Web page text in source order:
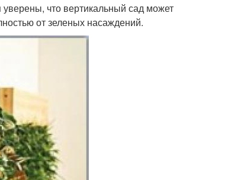
что вертикальный сад может
от зеленых насаждений.